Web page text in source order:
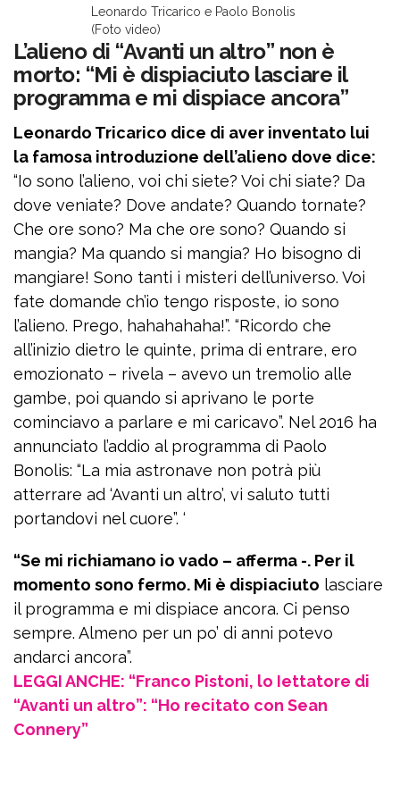
Leonardo Tricarico e Paolo Bonolis
(Foto video)
L’alieno di “Avanti un altro” non è
morto: “Mi è dispiaciuto lasciare il
programma e mi dispiace ancora”
Leonardo Tricarico dice di aver inventato lui
la famosa introduzione dell’alieno dove dice:
“Io sono l’alieno, voi chi siete? Voi chi siate? Da
dove veniate? Dove andate? Quando tornate?
Che ore sono? Ma che ore sono? Quando si
mangia? Ma quando si mangia? Ho bisogno di
mangiare! Sono tanti i misteri dell’universo. Voi
fate domande ch’io tengo risposte, io sono
l’alieno. Prego, hahahahaha!”. “Ricordo che
all’inizio dietro le quinte, prima di entrare, ero
emozionato – rivela – avevo un tremolio alle
gambe, poi quando si aprivano le porte
cominciavo a parlare e mi caricavo”. Nel 2016 ha
annunciato l’addio al programma di Paolo
Bonolis: “La mia astronave non potrà più
atterrare ad ‘Avanti un altro’, vi saluto tutti
portandovi nel cuore”. ‘
“Se mi richiamano io vado – afferma -. Per il
momento sono fermo. Mi è dispiaciuto lasciare
il programma e mi dispiace ancora. Ci penso
sempre. Almeno per un po’ di anni potevo
andarci ancora”.
LEGGI ANCHE: “Franco Pistoni, lo Iettatore di
“Avanti un altro”: “Ho recitato con Sean
Connery”